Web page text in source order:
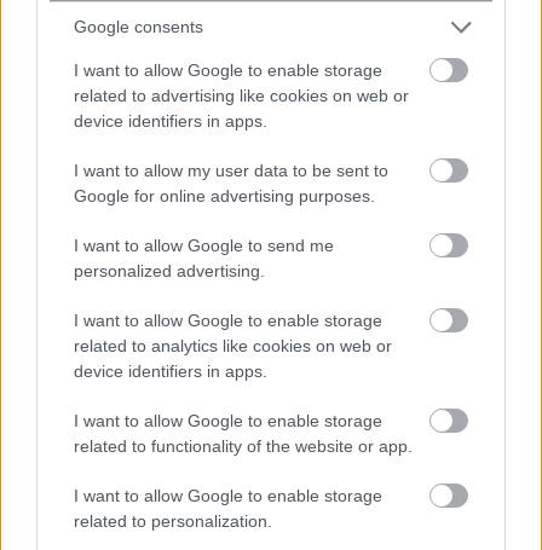
Google consents
I want to allow Google to enable storage
related to advertising like cookies on web or
device identifiers in apps.
I want to allow my user data to be sent to
Google for online advertising purposes.
I want to allow Google to send me
personalized advertising.
I want to allow Google to enable storage
related to analytics like cookies on web or
device identifiers in apps.
I want to allow Google to enable storage
related to functionality of the website or app.
I want to allow Google to enable storage
related to personalization.
εγκατεστημένες στην εδώ
αγορά, προς αποφυγή προβλημάτων που σχετίζονται με
την έλλειψη ρευστότητας κλπ.